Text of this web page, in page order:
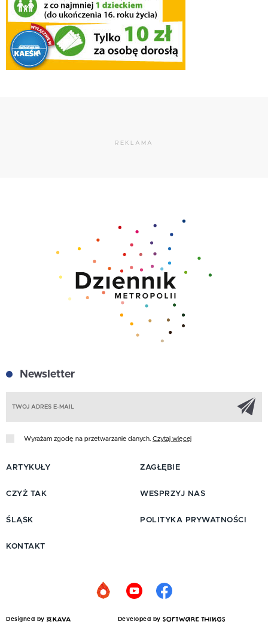
REKLAMA
Newsletter
Wyrażam zgodę na przetwarzanie danych. Czytaj więcej
ARTYKUŁY
CZYŻ TAK
ŚLĄSK
ZAGŁĘBIE
WESPRZYJ NAS
POLITYKA PRYWATNOŚCI
KONTAKT
Designed by Developed by